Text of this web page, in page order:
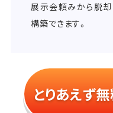
展示会頼みから脱
構築できます。
とりあえず